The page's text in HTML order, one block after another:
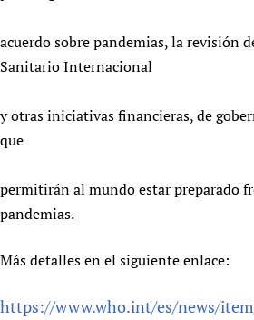
acuerdo sobre pandemias, la revisión
Sanitario Internacional
y otras iniciativas financieras, de
que
permitirán al mundo estar preparado
pandemias.
Más detalles en el siguiente enlace:
https://www.who.int/es/news/